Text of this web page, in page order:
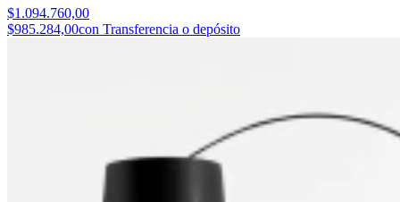
$1.094.760,00
$985.284,00con Transferencia o depósito